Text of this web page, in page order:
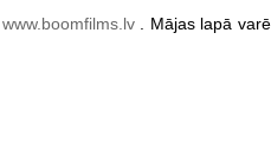
www.boomfilms.lv. Mājas lapā